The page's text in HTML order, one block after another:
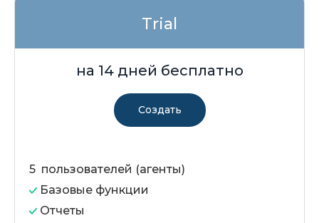
Trial
на 14 дней бесплатно
Создать
5 пользователей (агенты)
Базовые функции
Отчеты